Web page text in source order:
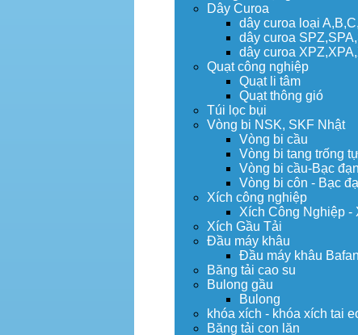
Dây Curoa
dây curoa loại
dây curoa
dây curoa
Quạt công nghiệp
Quạt li tâm
Quạt thông gió
Túi lọc bụi
Vòng bi NSK, SKF Nhật
Vòng bi cầu
Vòng bi tang trống
Vòng bi cầu-Bạc
Vòng bi côn - Bạc
Xích công nghiệp
Xích Công Nghiệp -
Xích Gầu Tải
Đầu máy khâu
Đầu máy khâu
Băng tải cao su
Bulong gầu
Bulong
khóa xích - khóa xích tai
Băng tải con lăn